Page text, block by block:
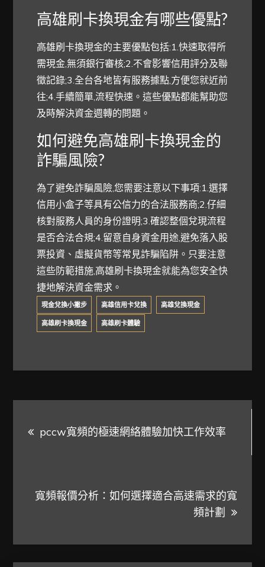
高雄刷卡換現金有哪些優點?
高雄刷卡換現金的主要優點包括:1.快速取得所
需現金,無須銀行審核;2.不會影響信用評分及聯
徵記錄;3.全台各地皆有服務據點,方便您就近前
往;4.手續簡單,流程快速。這些優點都能幫助您
及時解決資金週轉的問題。
如何避免高雄刷卡換現金的
詐騙風險?
為了避免詐騙風險,您需要注意以下事項:1.選擇
信用小盒子等具有公信力的合法服務商;2.仔細
核對服務人員的身份證明;3.確認整個兌現流程
是否合法合規;4.留意自身資金用途,避免落入股
票投資、虛擬貨幣等常見詐騙陷阱。只要注意
這些防範措施,高雄刷卡換現金就能為您安全快
捷地解決資金需求。
現金兌換小撇步 高雄信用卡兌換 高雄兌換現金
高雄刷卡換現金 高雄刷卡體驗
pccw寬頻的極速網絡體驗加快工作效率
寬頻報價分析：如何選擇適合高速需求的寬
頻計劃